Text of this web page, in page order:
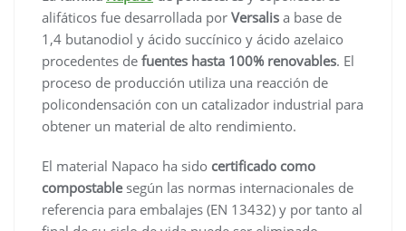
alifáticos fue desarrollada por Versalis a base de
1,4 butanodiol y ácido succínico y ácido azelaico
procedentes de fuentes hasta 100% renovables. El
proceso de producción utiliza una reacción de
policondensación con un catalizador industrial para
obtener un material de alto rendimiento.
El material Napaco ha sido certificado como
compostablesegún las normas internacionales de
referencia para embalajes (EN 13432) y por tanto al